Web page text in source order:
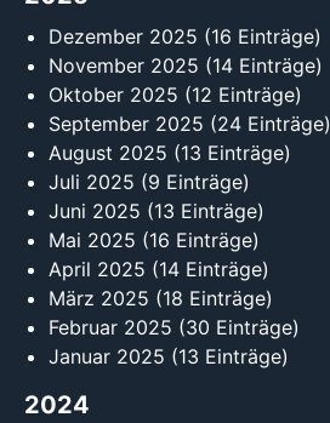
Dezember 2025 (16 Einträge)
November 2025 (14 Einträge)
Oktober 2025 (12 Einträge)
September 2025 (24 Einträge)
August 2025 (13 Einträge)
Juli 2025 (9 Einträge)
Juni 2025 (13 Einträge)
Mai 2025 (16 Einträge)
April 2025 (14 Einträge)
März 2025 (18 Einträge)
Februar 2025 (30 Einträge)
Januar 2025 (13 Einträge)
2024